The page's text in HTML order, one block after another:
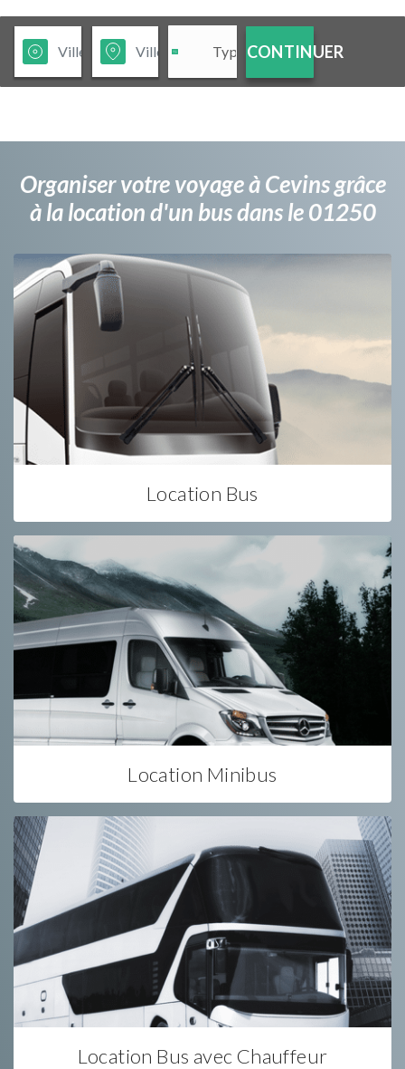
CONTINUER
Organiser votre voyage à Cevins grâce
à la location d'un bus dans le 01250
Location Bus
Location Minibus
Location Bus avec Chauffeur